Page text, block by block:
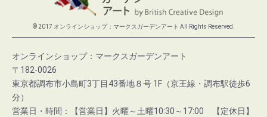
© 2017 オンラインショップ：マークスガーデンアート All Rights Reserved.
オンラインショップ：マークスガーデンアート
〒182-0026
東京都調布市小島町3丁目43番地８号 1F（京王線・調布駅徒歩6
分）
営業日・時間：【営業日】火曜～土曜10:30～17:00 【定休日】